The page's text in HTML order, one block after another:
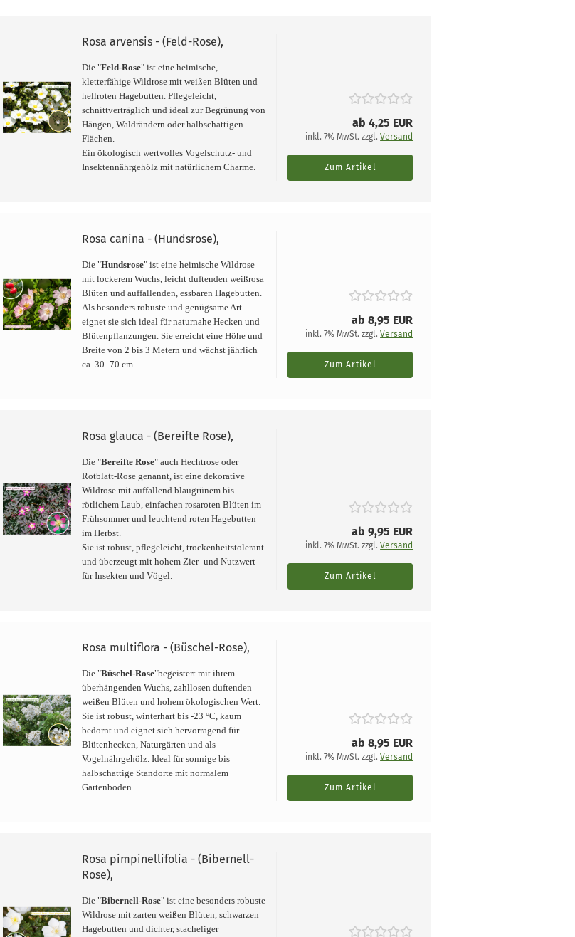
Rosa arvensis - (Feld-Rose),
Die "Feld-Rose" ist eine heimische,
kletterfähige Wildrose mit weißen Blüten und
hellroten Hagebutten. Pflegeleicht,
schnittverträglich und ideal zur Begrünung von
Hängen, Waldrändern oder halbschattigen
Flächen.
Ein ökologisch wertvolles Vogelschutz- und
Insektennährgehölz mit natürlichem Charme.
ab 4,25 EUR
inkl. 7% MwSt. zzgl.Versand
Zum Artikel
Rosa canina - (Hundsrose),
Die "Hundsrose" ist eine heimische Wildrose
mit lockerem Wuchs, leicht duftenden weißrosa
Blüten und auffallenden, essbaren Hagebutten.
Als besonders robuste und genügsame Art
eignet sie sich ideal für naturnahe Hecken und
Blütenpflanzungen. Sie erreicht eine Höhe und
Breite von 2 bis 3 Metern und wächst jährlich
ca. 30–70 cm.
ab 8,95 EUR
inkl. 7% MwSt. zzgl.Versand
Zum Artikel
Rosa glauca - (Bereifte Rose),
Die "Bereifte Rose" auch Hechtrose oder
Rotblatt-Rose genannt, ist eine dekorative
Wildrose mit auffallend blaugrünem bis
rötlichem Laub, einfachen rosaroten Blüten im
Frühsommer und leuchtend roten Hagebutten
im Herbst.
Sie ist robust, pflegeleicht, trockenheitstolerant
und überzeugt mit hohem Zier- und Nutzwert
für Insekten und Vögel.
ab 9,95 EUR
inkl. 7% MwSt. zzgl.Versand
Zum Artikel
Rosa multiflora - (Büschel-Rose),
Die "Büschel-Rose"begeistert mit ihrem
überhängenden Wuchs, zahllosen duftenden
weißen Blüten und hohem ökologischen Wert.
Sie ist robust, winterhart bis -23 °C, kaum
bedornt und eignet sich hervorragend für
Blütenhecken, Naturgärten und als
Vogelnährgehölz. Ideal für sonnige bis
halbschattige Standorte mit normalem
Gartenboden.
ab 8,95 EUR
inkl. 7% MwSt. zzgl.Versand
Zum Artikel
Rosa pimpinellifolia - (Bibernell-
Rose),
Die "Bibernell-Rose" ist eine besonders robuste
Wildrose mit zarten weißen Blüten, schwarzen
Hagebutten und dichter, stacheliger